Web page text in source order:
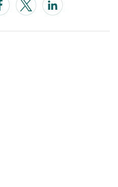
in a new window
Opens in a new window
Opens in a new